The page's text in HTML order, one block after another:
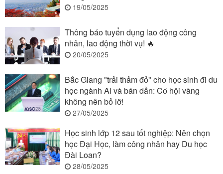
19/05/2025
Thông báo tuyển dụng lao động công
nhân, lao động thời vụ! 🔥
20/05/2025
Bắc Giang "trải thảm đỏ" cho học sinh đi du
học ngành AI và bán dẫn: Cơ hội vàng
không nên bỏ lỡ!
27/05/2025
Học sinh lớp 12 sau tốt nghiệp: Nên chọn
học Đại Học, làm công nhân hay Du học
Đài Loan?
28/05/2025